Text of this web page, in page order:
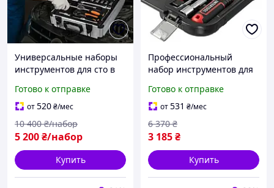
Универсальные наборы
инструментов для сто в
Готово к отправке
от520₴/мес
5 200₴/набор
10 400 ₴/набор
Купить
Профессиональный
набор инструментов для
ед Наборы ручного
инструмента для сто
Готово к отправке
от531 ₴/мес
3 185₴
6 370 ₴
Купить